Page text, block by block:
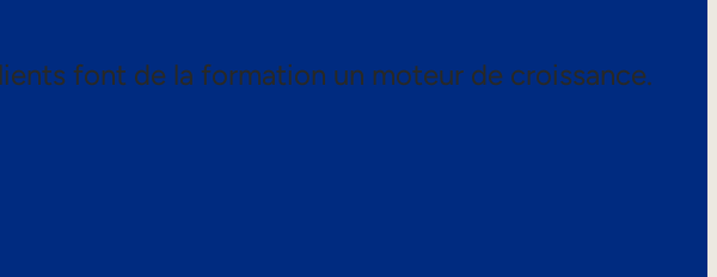
font de la formation un moteur de croissance.